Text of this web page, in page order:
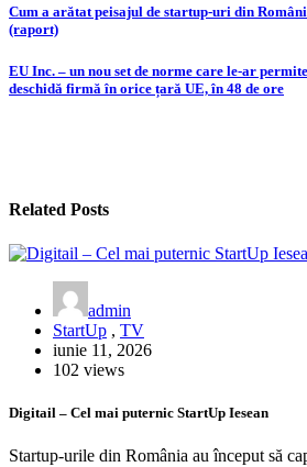
Navigare
în
articole
Cum a arătat peisajul de startup-uri din
(raport)
EU Inc. – un nou set de norme care le-ar
deschidă firmă în orice țară UE, în 48 de ore
Related Posts
admin
StartUp , TV
iunie 11, 2026
102 views
Digitail – Cel mai puternic StartUp Iesean
Startup-urile din România au început să